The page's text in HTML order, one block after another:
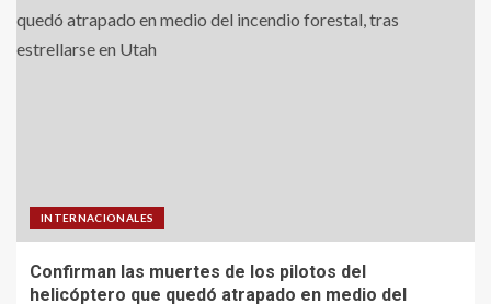
INTERNACIONALES
Confirman las muertes de los pilotos del
helicóptero que quedó atrapado en medio del